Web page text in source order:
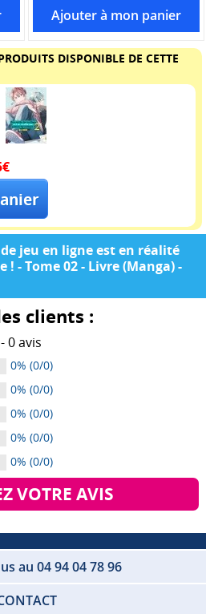
DISPONIBLE DE CETTE
de jeu en ligne est en réalité
- Tome 02 - Livre (Manga) -
clients :
0avis
0% (0/0)
0% (0/0)
0% (0/0)
0% (0/0)
0% (0/0)
VOTRE AVIS
au 04 94 04 78 96